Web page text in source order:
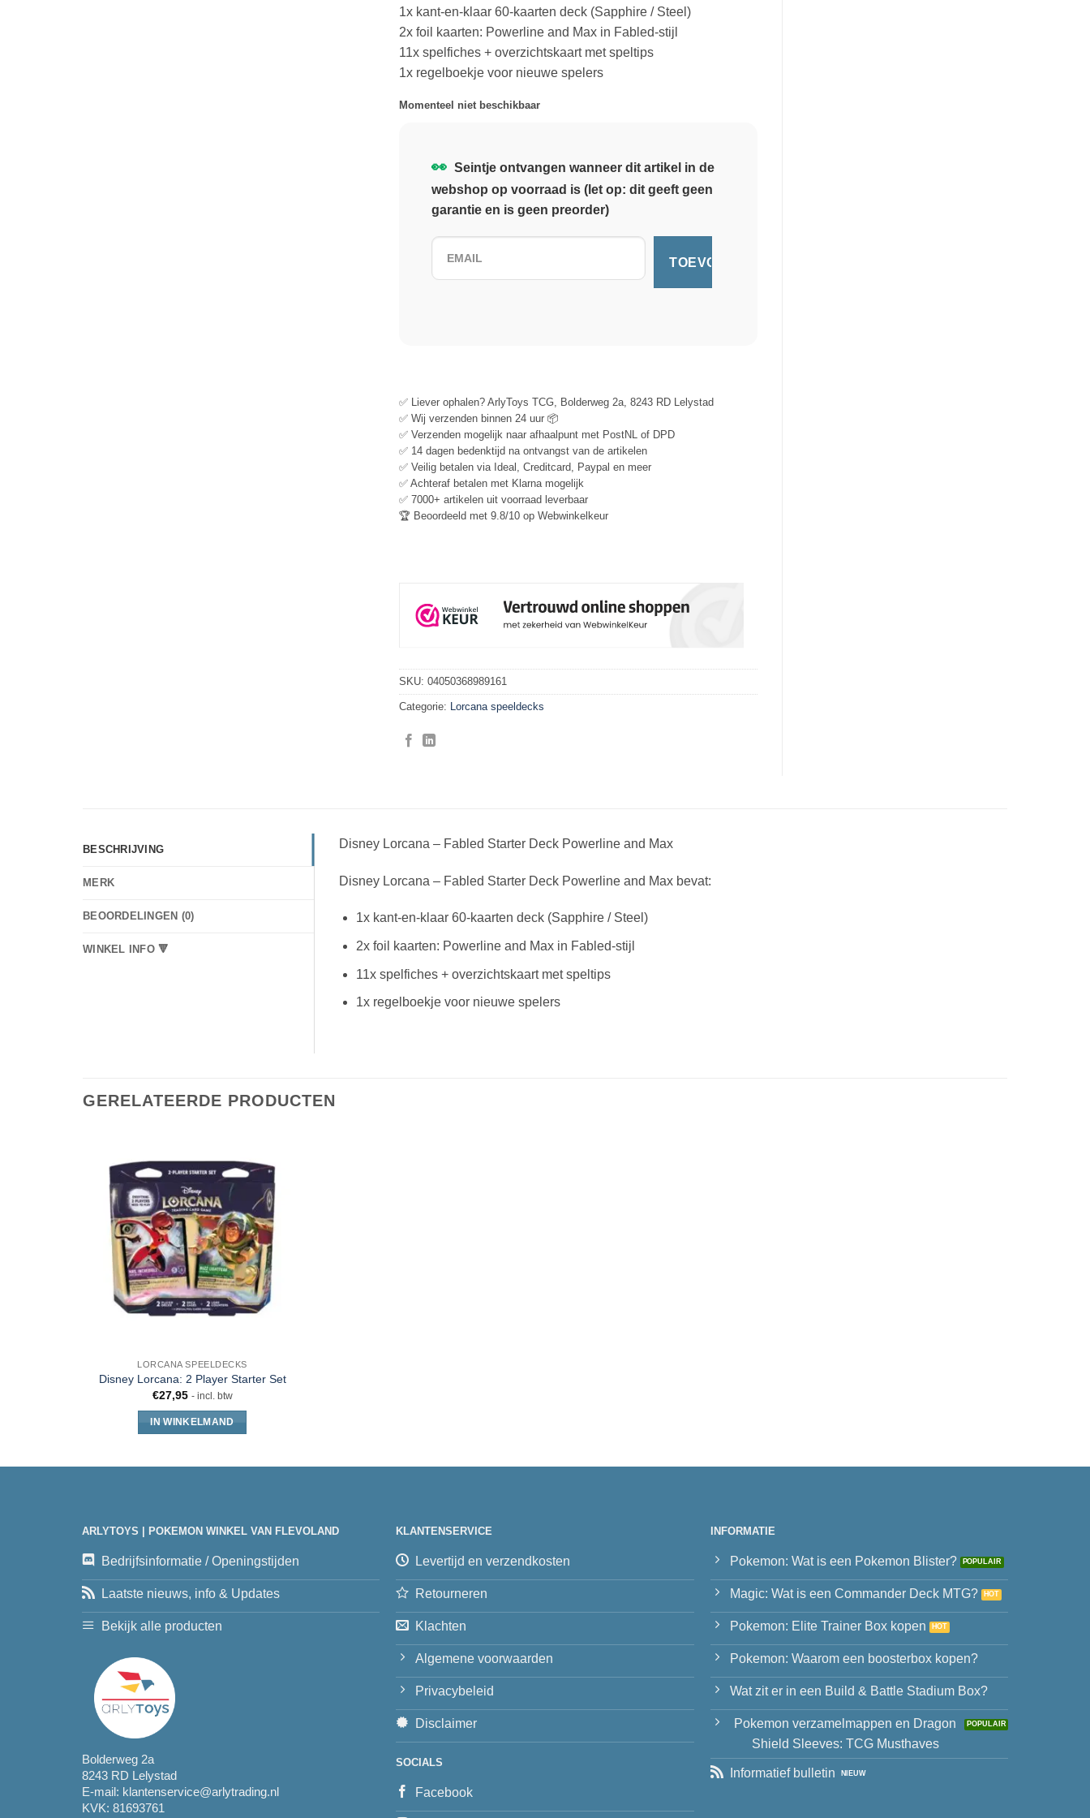
1x kant-en-klaar 60-kaarten deck (Sapphire / Steel)
2x foil kaarten: Powerline and Max in Fabled-stijl
11x spelfiches + overzichtskaart met speltips
1x regelboekje voor nieuwe spelers
Momenteel niet beschikbaar
👀 Seintje ontvangen wanneer dit artikel in de
webshop op voorraad is (let op: dit geeft geen
garantie en is geen preorder)
✅ Liever ophalen? ArlyToys TCG, Bolderweg 2a, 8243 RD Lelystad
✅ Wij verzenden binnen 24 uur 📦
✅ Verzenden mogelijk naar afhaalpunt met PostNL of DPD
✅ 14 dagen bedenktijd na ontvangst van de artikelen
✅ Veilig betalen via Ideal, Creditcard, Paypal en meer
✅ Achteraf betalen met Klarna mogelijk
✅ 7000+ artikelen uit voorraad leverbaar
🏆 Beoordeeld met 9.8/10 op Webwinkelkeur
SKU: 04050368989161
Categorie: Lorcana speeldecks
BESCHRIJVING
MERK
BEOORDELINGEN (0)
WINKEL INFO 🔻
Disney Lorcana – Fabled Starter Deck Powerline and Max
Disney Lorcana – Fabled Starter Deck Powerline and Max bevat:
1x kant-en-klaar 60-kaarten deck (Sapphire / Steel)
2x foil kaarten: Powerline and Max in Fabled-stijl
11x spelfiches + overzichtskaart met speltips
1x regelboekje voor nieuwe spelers
GERELATEERDE PRODUCTEN
LORCANA SPEELDECKS
Disney Lorcana: 2 Player Starter Set
€27,95 - incl. btw
IN WINKELMAND
ARLYTOYS | POKEMON WINKEL VAN FLEVOLAND
Bedrijfsinformatie / Openingstijden
Laatste nieuws, info & Updates
Bekijk alle producten
Bolderweg 2a
8243 RD Lelystad
E-mail: klantenservice@arlytrading.nl
KVK: 81693761
KLANTENSERVICE
Levertijd en verzendkosten
Retourneren
Klachten
Algemene voorwaarden
Privacybeleid
Disclaimer
SOCIALS
Facebook
INFORMATIE
Pokemon: Wat is een Pokemon Blister?
Magic: Wat is een Commander Deck MTG?
Pokemon: Elite Trainer Box kopen
Pokemon: Waarom een boosterbox kopen?
Wat zit er in een Build & Battle Stadium Box?
Pokemon verzamelmappen en Dragon
Shield Sleeves: TCG Musthaves
Informatief bulletin